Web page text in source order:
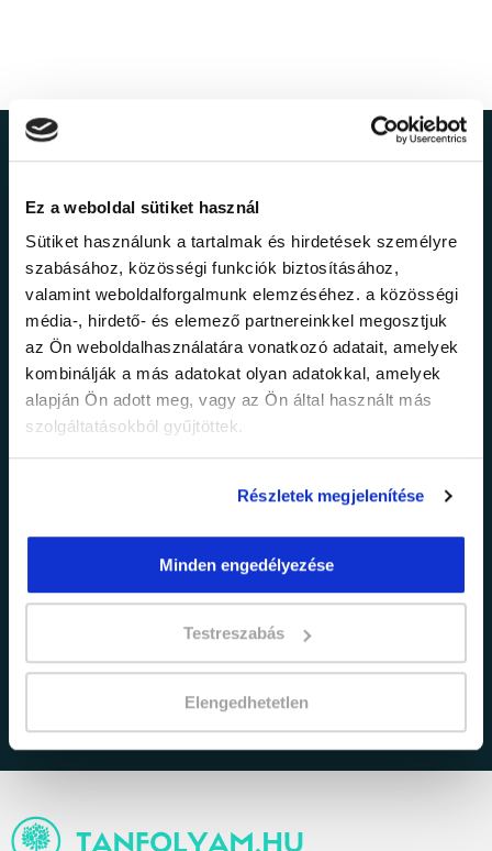
Ez a weboldal sütiket használ
Sütiket használunk a tartalmak és hirdetések személyre
szabásához, közösségi funkciók biztosításához,
valamint weboldalforgalmunk elemzéséhez. a közösségi
média-, hirdető- és elemező partnereinkkel megosztjuk
az Ön weboldalhasználatára vonatkozó adatait, amelyek
kombinálják a más adatokat olyan adatokkal, amelyek
alapján Ön adott meg, vagy az Ön által használt más
szolgáltatásokból gyűjtöttek.
Részletek megjelenítése
Minden engedélyezése
Testreszabás
Elengedhetetlen
Ne maradj le a
legfrissebb
információkról!
Értesülj elsőként legújabb tanfolyamainkról,
legfrissebb híreinkről és időszakos
promócióinkról.
Elfogadom azadatkezelési tájékoztatóban